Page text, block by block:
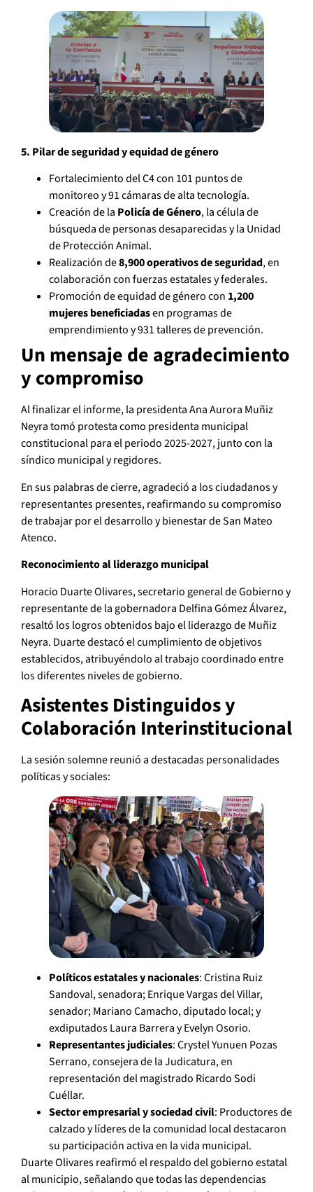
5. Pilar de seguridad y equidad de género
Fortalecimiento del C4 con 101 puntos de
monitoreo y 91 cámaras de alta tecnología.
Creación de la Policía de Género, la célula de
búsqueda de personas desaparecidas y la Unidad
de Protección Animal.
Realización de8,900 operativos de seguridad, en
colaboración con fuerzas estatales y federales.
Promoción de equidad de género con 1,200
mujeres beneficiadasen programas de
emprendimiento y 931 talleres de prevención.
Un mensaje de agradecimiento
y compromiso
Al finalizar el informe, la presidenta Ana Aurora Muñiz
Neyra tomó protesta como presidenta municipal
constitucional para el periodo 2025-2027, junto con la
síndico municipal y regidores.
En sus palabras de cierre, agradeció a los ciudadanos y
representantes presentes, reafirmando su compromiso
de trabajar por el desarrollo y bienestar de San Mateo
Atenco.
Reconocimiento al liderazgo municipal
Horacio Duarte Olivares, secretario general de Gobierno y
representante de la gobernadora Delfina Gómez Álvarez,
resaltó los logros obtenidos bajo el liderazgo de Muñiz
Neyra. Duarte destacó el cumplimiento de objetivos
establecidos, atribuyéndolo al trabajo coordinado entre
los diferentes niveles de gobierno.
Asistentes Distinguidos y
Colaboración Interinstitucional
La sesión solemne reunió a destacadas personalidades
políticas y sociales:
Políticos estatales y nacionales: Cristina Ruiz
Sandoval, senadora; Enrique Vargas del Villar,
senador; Mariano Camacho, diputado local; y
exdiputados Laura Barrera y Evelyn Osorio.
Representantes judiciales: Crystel Yunuen Pozas
Serrano, consejera de la Judicatura, en
representación del magistrado Ricardo Sodi
Cuéllar.
Sector empresarial y sociedad civil: Productores de
calzado y líderes de la comunidad local destacaron
su participación activa en la vida municipal.
Duarte Olivares reafirmó el respaldo del gobierno estatal
al municipio, señalando que todas las dependencias